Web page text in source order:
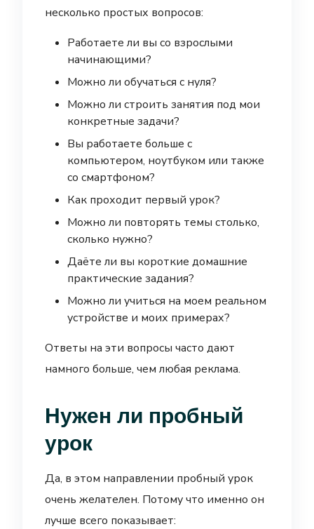
несколько простых вопросов:
Работаете ли вы со взрослыми
начинающими?
Можно ли обучаться с нуля?
Можно ли строить занятия под мои
конкретные задачи?
Вы работаете больше с
компьютером, ноутбуком или также
со смартфоном?
Как проходит первый урок?
Можно ли повторять темы столько,
сколько нужно?
Даёте ли вы короткие домашние
практические задания?
Можно ли учиться на моем реальном
устройстве и моих примерах?
Ответы на эти вопросы часто дают
намного больше, чем любая реклама.
Нужен ли пробный
урок
Да, в этом направлении пробный урок
очень желателен. Потому что именно он
лучше всего показывает: